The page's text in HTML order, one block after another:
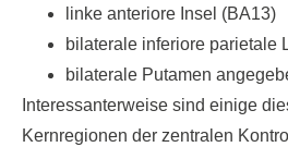
linke anteriore Insel (BA13)
bilaterale inferiore parietale
bilaterale Putamen
Interessanterweise sind einige
Kernregionen der zentralen